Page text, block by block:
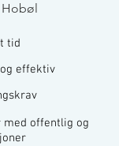
Hobøl
tid
effektiv
med offentlig og